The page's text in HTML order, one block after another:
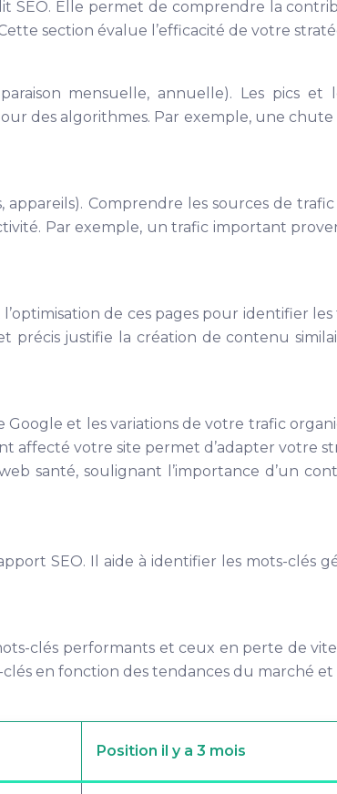
SEO. Elle permet de comprendre la
section évalue l’efficacité de votre
mensuelle, annuelle). Les pics et
des algorithmes. Par exemple, une
Comprendre les sources de
Par exemple, un trafic important
de ces pages pour identifier
justifie la création de contenu
et les variations de votre trafic
affecté votre site permet d’adapter votre
santé, soulignant l’importance d’un
SEO. Il aide à identifier les mots-clés
clés performants et ceux en perte de
en fonction des tendances du marché et
Position il y a 3 mois